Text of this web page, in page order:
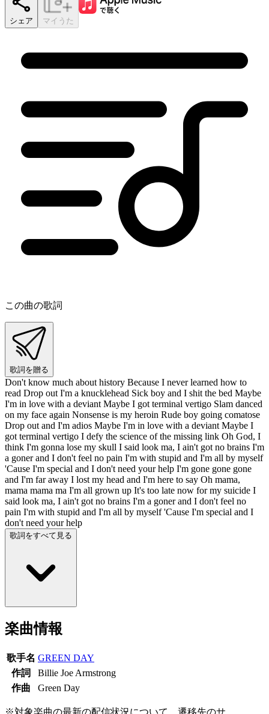
シェア マイうた
この曲の歌詞
歌詞を贈る
Don't know much about history Because I never learned how to
read Drop out I'm a knucklehead Sick boy and I shit the bed Maybe
I'm in love with a deviant Maybe I got terminal vertigo Slam danced
on my face again Nonsense is my heroin Rude boy going comatose
Drop out and I'm adios Maybe I'm in love with a deviant Maybe I
got terminal vertigo I defy the science of the missing link Oh God, I
think I'm gonna lose my skull I said look ma, I ain't got no brains I'm
a goner and I don't feel no pain I'm with stupid and I'm all by myself
'Cause I'm special and I don't need your help I'm gone gone gone
and I'm far away I lost my head and I'm here to say Oh mama,
mama mama ma I'm all grown up It's too late now for my suicide I
said look ma, I ain't got no brains I'm a goner and I don't feel no
pain I'm with stupid and I'm all by myself 'Cause I'm special and I
don't need your help
歌詞をすべて見る
楽曲情報
歌手名 GREEN DAY
作詞
Billie Joe Armstrong
作曲
Green Day
※対象楽曲の最新の配信状況について、遷移先のサ